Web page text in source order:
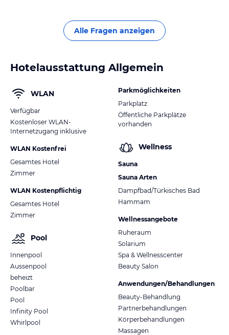
Alle Fragen anzeigen
Hotelausstattung Allgemein
WLAN
Verfügbar
Kostenloser WLAN-
Internetzugang inklusive
WLAN Kostenfrei
Gesamtes Hotel
Zimmer
WLAN Kostenpflichtig
Gesamtes Hotel
Zimmer
Pool
Innenpool
Aussenpool
beheizt
Poolbar
Pool
Infinity Pool
Whirlpool
Parkmöglichkeiten
Parkplatz
Öffentliche Parkplätze
vorhanden
Wellness
Sauna
Sauna Arten
Dampfbad/Türkisches Bad
Hammam
Wellnessangebote
Ruheraum
Solarium
Spa & Wellnesscenter
Beauty Salon
Anwendungen/Behandlungen
Beauty-Behandlung
Partnerbehandlungen
Körperbehandlungen
Massagen